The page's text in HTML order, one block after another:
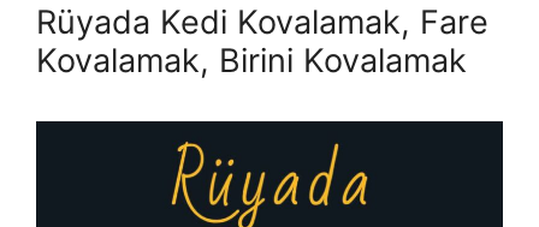
Rüyada Kedi Kovalamak, Fare
Kovalamak, Birini Kovalamak